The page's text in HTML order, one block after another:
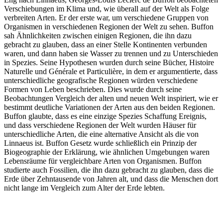
Verschiebungen im Klima und, wie überall auf der Welt als Folge
verbreiten Arten. Er der erste war, um verschiedene Gruppen von
Organismen in verschiedenen Regionen der Welt zu sehen. Buffon
sah Ähnlichkeiten zwischen einigen Regionen, die ihn dazu
gebracht zu glauben, dass an einer Stelle Kontinenten verbunden
waren, und dann haben sie Wasser zu trennen und zu Unterschieden
in Spezies. Seine Hypothesen wurden durch seine Bücher, Histoire
Naturelle und Générale et Particulière, in dem er argumentierte, dass
unterschiedliche geografische Regionen würden verschiedene
Formen von Leben beschrieben. Dies wurde durch seine
Beobachtungen Vergleich der alten und neuen Welt inspiriert, wie er
bestimmt deutliche Variationen der Arten aus den beiden Regionen.
Buffon glaubte, dass es eine einzige Spezies Schaffung Ereignis,
und dass verschiedene Regionen der Welt wurden Häuser für
unterschiedliche Arten, die eine alternative Ansicht als die von
Linnaeus ist. Buffon Gesetz wurde schließlich ein Prinzip der
Biogeographie der Erklärung, wie ähnlichen Umgebungen waren
Lebensräume für vergleichbare Arten von Organismen. Buffon
studierte auch Fossilien, die ihn dazu gebracht zu glauben, dass die
Erde über Zehntausende von Jahren alt, und dass die Menschen dort
nicht lange im Vergleich zum Alter der Erde lebten.